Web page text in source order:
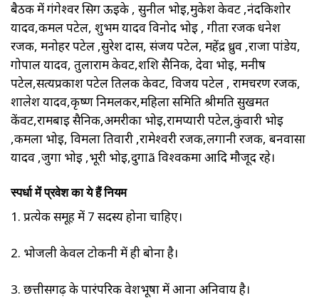
बैठक में गंगेश्वर सिग ऊइके , सुनील भोई,मुकेश केवट ,नंदकिशोर
यादव,कमल पटेल, शुभम यादव विनोद भोई , गीता रजक धनेश
रजक, मनोहर पटेल ,सुरेश दास, संजय पटेल, महेंद्र ध्रुव ,राजा पांडेय,
गोपाल यादव, तुलाराम केवट,शशि सैनिक, देवा भोई, मनीष
पटेल,सत्यप्रकाश पटेल तिलक केवट, विजय पटेल , रामचरण रजक,
शालेश यादव,कृष्ण निर्मलकर,महिला समिति श्रीमति सुखमत
केंवट,रामबाई सैनिक,अमरीका भोई,रामप्यारी पटेल,कुंवारी भोई
,कमला भोई, विमला तिवारी ,रामेश्वरी रजक,लगानी रजक, बनवासा
यादव ,जुगा भोई ,भूरी भोई,दुगाã विश्वकर्मा आदि मौजूद रहे।
स्पर्धा में प्रवेश का ये हैं नियम
1. प्रत्येक समूह में 7 सदस्य होना चाहिए।
2. भोजली केवल टोकनी में ही बोना है।
3. छत्तीसगढ़ के पारंपरिक वेशभूषा में आना अनिवार्य है।